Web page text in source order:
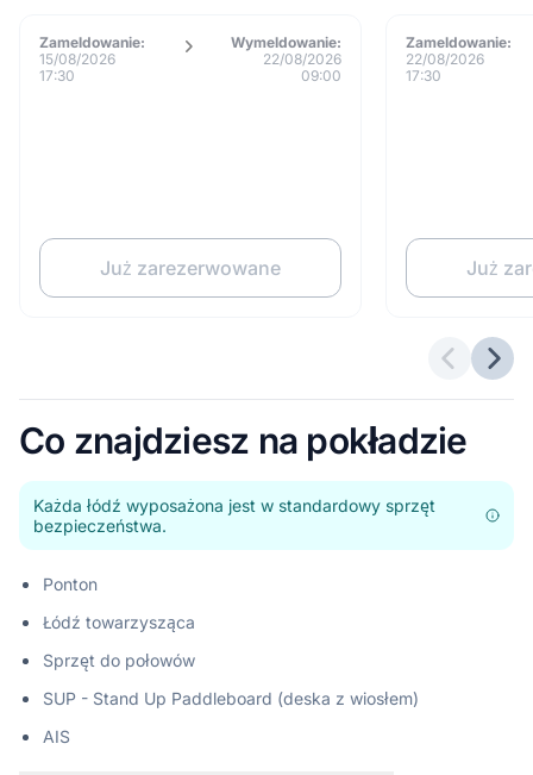
Zameldowanie:
15/08/2026
17:30
Wymeldowanie:
22/08/2026
09:00
Już zarezerwowane
Zameldowanie:
22/08/2026
17:30
Już
Co znajdziesz na pokładzie
Każda łódź wyposażona jest w standardowy sprzęt
bezpieczeństwa.
Ponton
Łódź towarzysząca
Sprzęt do połowów
SUP - Stand Up Paddleboard (deska z wiosłem)
AIS